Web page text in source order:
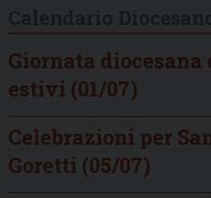
Giornata
estivi (01/07)
Celebrazioni per
Goretti (05/07)